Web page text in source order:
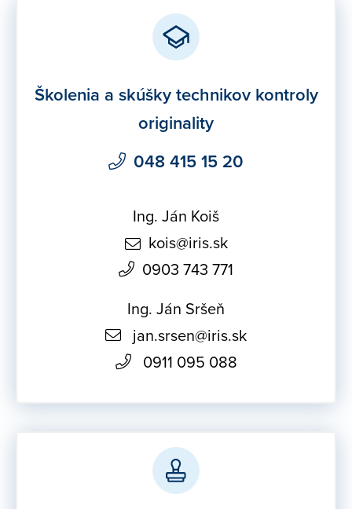
Školenia a skúšky technikov kontroly
originality
048 415 15 20
Ing. Ján Koiš
kois@iris.sk
0903 743 771
Ing. Ján Sršeň
jan.srsen@iris.sk
0911 095 088